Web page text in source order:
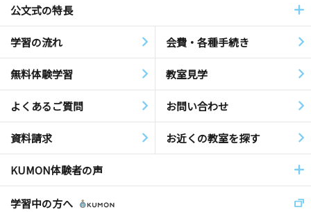
公文式の特長
学習の流れ 会費・各種手続き
無料体験学習 教室見学
よくあるご質問 お問い合わせ
資料請求 お近くの教室を探す
KUMON体験者の声
学習中の方へ